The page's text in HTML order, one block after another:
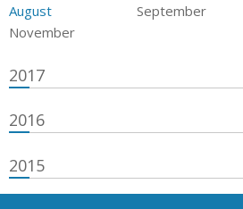
August
September
November
2017
2016
2015